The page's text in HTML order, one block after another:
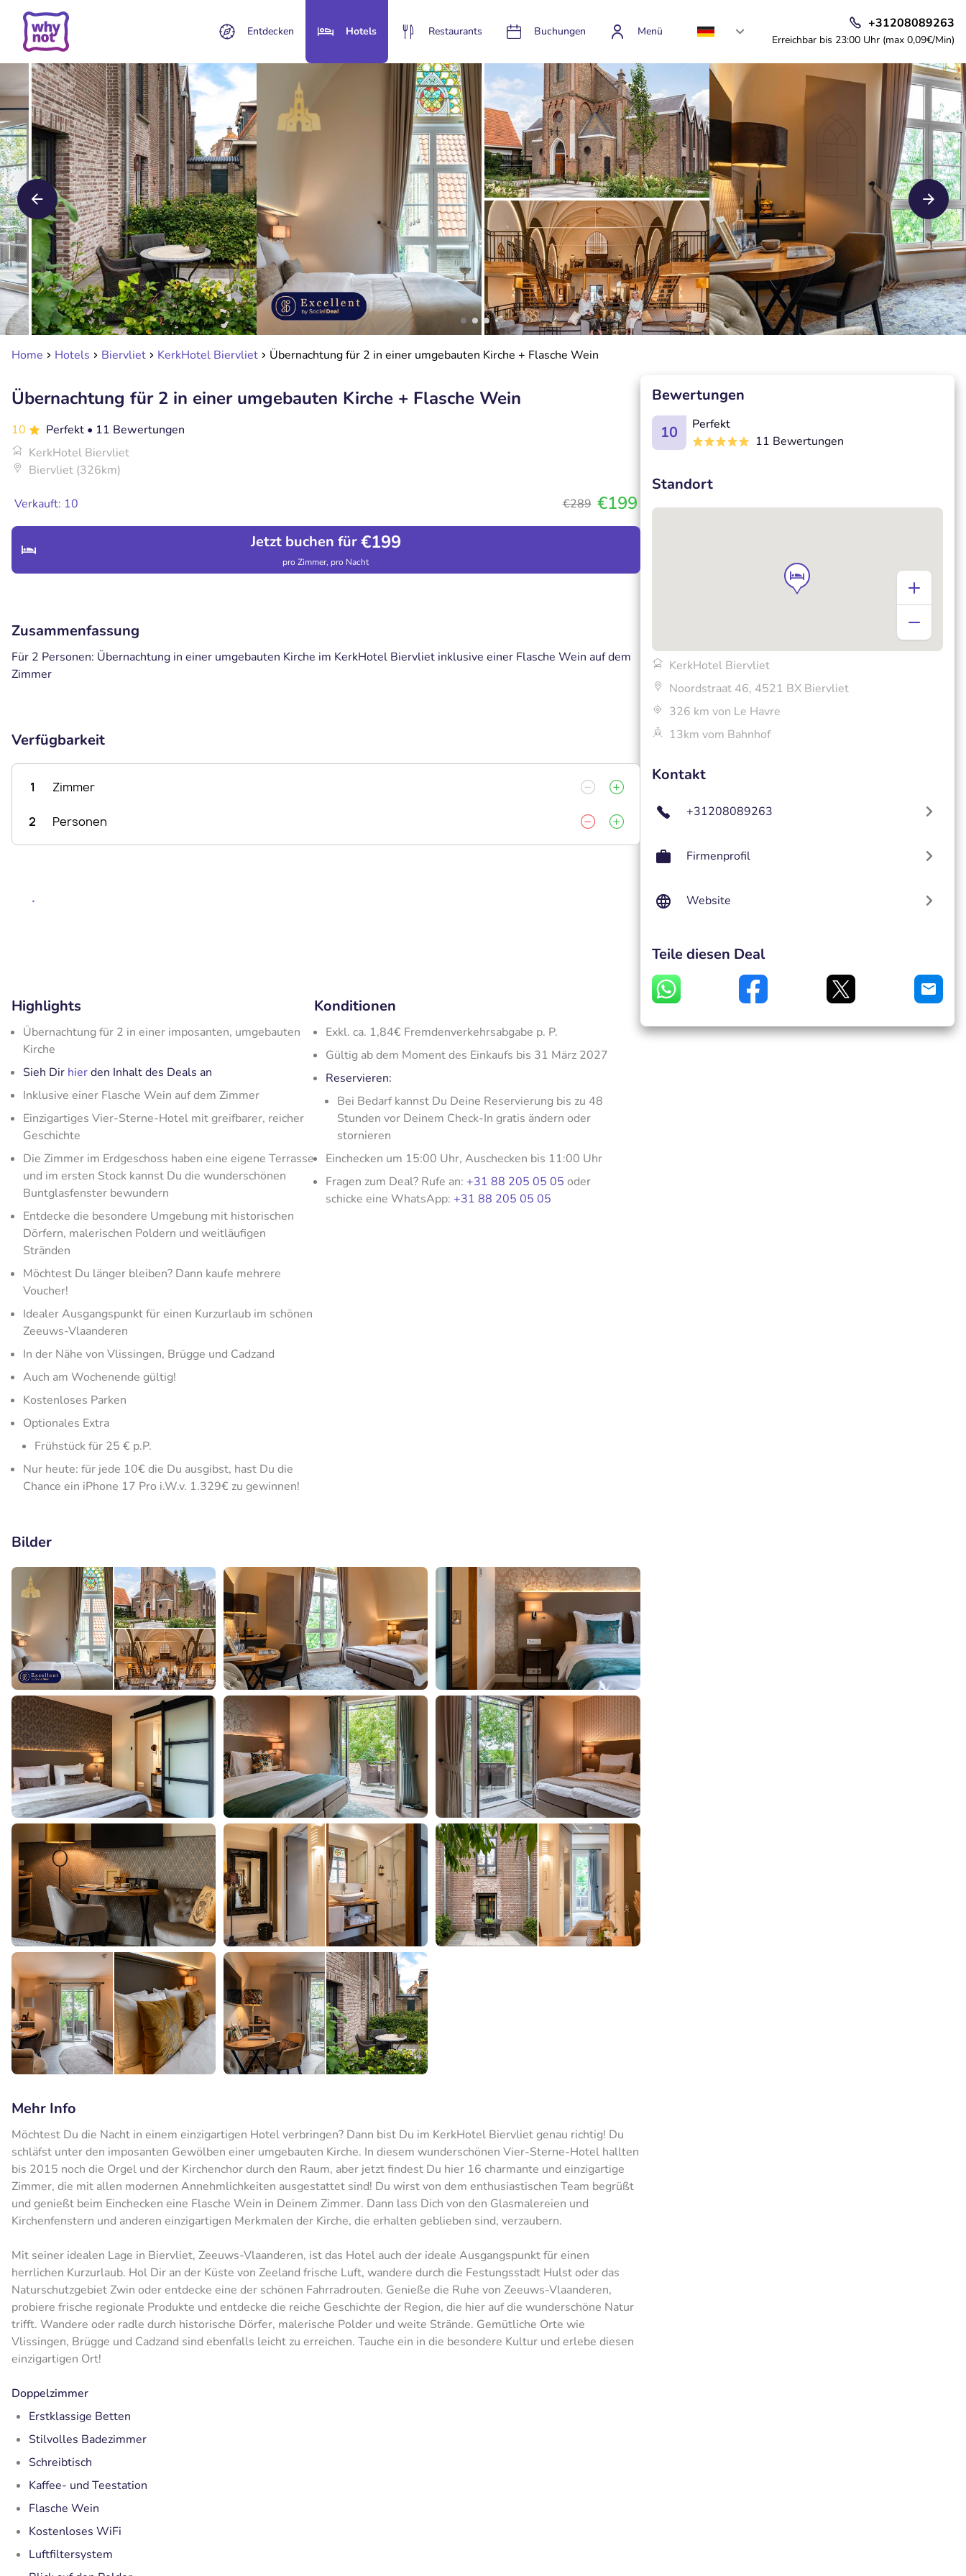
Entdecken Hotels Restaurants Buchungen Menü
+31208089263
Erreichbar bis 23:00 Uhr (max 0,09€/Min)
Home Hotels Biervliet KerkHotel Biervliet Übernachtung für 2 in einer umgebauten Kirche + Flasche Wein
Übernachtung für 2 in einer umgebauten Kirche + Flasche Wein
10 Perfekt • 11 Bewertungen
KerkHotel Biervliet
Biervliet (326km)
Verkauft: 10 €289 €199
Jetzt buchen für€199
pro Zimmer, pro Nacht
Zusammenfassung
Für 2 Personen: Übernachtung in einer umgebauten Kirche im KerkHotel Biervliet inklusive einer Flasche Wein auf dem
Zimmer
Verfügbarkeit
1 Zimmer
2 Personen
Highlights
Übernachtung für 2 in einer imposanten, umgebauten
Kirche
Sieh Dir hierden Inhalt des Deals an
Inklusive einer Flasche Wein auf dem Zimmer
Einzigartiges Vier-Sterne-Hotel mit greifbarer, reicher
Geschichte
Die Zimmer im Erdgeschoss haben eine eigene Terrasse
und im ersten Stock kannst Du die wunderschönen
Buntglasfenster bewundern
Entdecke die besondere Umgebung mit historischen
Dörfern, malerischen Poldern und weitläufigen
Stränden
Möchtest Du länger bleiben? Dann kaufe mehrere
Voucher!
Idealer Ausgangspunkt für einen Kurzurlaub im schönen
Zeeuws-Vlaanderen
In der Nähe von Vlissingen, Brügge und Cadzand
Auch am Wochenende gültig!
Kostenloses Parken
Optionales Extra
Frühstück für 25 € p.P.
Nur heute: für jede 10€ die Du ausgibst, hast Du die
Chance ein iPhone 17 Pro i.W.v. 1.329€ zu gewinnen!
Konditionen
Exkl. ca. 1,84€ Fremdenverkehrsabgabe p. P.
Gültig ab dem Moment des Einkaufs bis 31 März 2027
Reservieren:
Bei Bedarf kannst Du Deine Reservierung bis zu 48
Stunden vor Deinem Check-In gratis ändern oder
stornieren
Einchecken um 15:00 Uhr, Auschecken bis 11:00 Uhr
Fragen zum Deal? Rufe an: +31 88 205 05 05 oder
schicke eine WhatsApp: +31 88 205 05 05
Bilder
Mehr Info
Möchtest Du die Nacht in einem einzigartigen Hotel verbringen? Dann bist Du im KerkHotel Biervliet genau richtig! Du
schläfst unter den imposanten Gewölben einer umgebauten Kirche. In diesem wunderschönen Vier-Sterne-Hotel hallten
bis 2015 noch die Orgel und der Kirchenchor durch den Raum, aber jetzt findest Du hier 16 charmante und einzigartige
Zimmer, die mit allen modernen Annehmlichkeiten ausgestattet sind! Du wirst von dem enthusiastischen Team begrüßt
und genießt beim Einchecken eine Flasche Wein in Deinem Zimmer. Dann lass Dich von den Glasmalereien und
Kirchenfenstern und anderen einzigartigen Merkmalen der Kirche, die erhalten geblieben sind, verzaubern.
Mit seiner idealen Lage in Biervliet, Zeeuws-Vlaanderen, ist das Hotel auch der ideale Ausgangspunkt für einen
herrlichen Kurzurlaub. Hol Dir an der Küste von Zeeland frische Luft, wandere durch die Festungsstadt Hulst oder das
Naturschutzgebiet Zwin oder entdecke eine der schönen Fahrradrouten. Genieße die Ruhe von Zeeuws-Vlaanderen,
probiere frische regionale Produkte und entdecke die reiche Geschichte der Region, die hier auf die wunderschöne Natur
trifft. Wandere oder radle durch historische Dörfer, malerische Polder und weite Strände. Gemütliche Orte wie
Vlissingen, Brügge und Cadzand sind ebenfalls leicht zu erreichen. Tauche ein in die besondere Kultur und erlebe diesen
einzigartigen Ort!
Doppelzimmer
Erstklassige Betten
Stilvolles Badezimmer
Schreibtisch
Kaffee- und Teestation
Flasche Wein
Kostenloses WiFi
Luftfiltersystem
Bewertungen
10
Perfekt
11 Bewertungen
Standort
KerkHotel Biervliet
Noordstraat 46, 4521 BX Biervliet
326 km von Le Havre
13km vom Bahnhof
Kontakt
+31208089263
Firmenprofil
Website
Teile diesen Deal